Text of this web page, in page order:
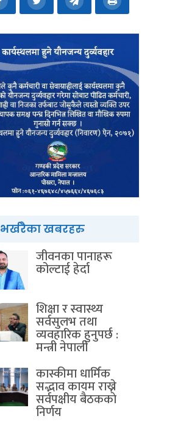
भर्खरैका खबरहरु
जीवनका पानाहरू
कोल्टाई हेर्दा
शिक्षा र स्वास्थ्य
सर्वसुलभ तथा
व्यवहारिक हुनुपर्छ :
मन्त्री नेपाली
कास्कीमा धार्मिक
सद्भाव कायम राख्ने
सर्वपक्षीय बैठककाे
निर्णय